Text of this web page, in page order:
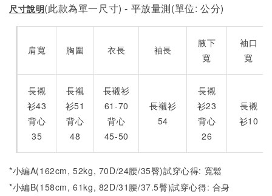
尺寸說明(此款為單一尺寸) - 平放量測(單位: 公分)
肩寬 胸圍 衣長 袖長
腋下
寬
袖口
寬
長襯
衫43
背心
35
長襯
衫51
背心
48
長襯衫
61-70
背心
45-50
長襯衫
54
長襯
衫23
背心
26
長襯
衫10
*小編A(162cm, 52kg, 70D/24腰/35臀)試穿心得: 寬鬆
*小編B(158cm, 61kg, 82D/31腰/37.5臀)試穿心得: 合身